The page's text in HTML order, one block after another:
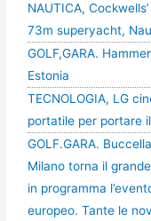
NAUTICA,
73m superyacht,
GOLF,GARA.
Estonia
TECNOLOGIA, LG
portatile per portare
GOLF.GARA.
Milano torna il
in programma
europeo. Tante le